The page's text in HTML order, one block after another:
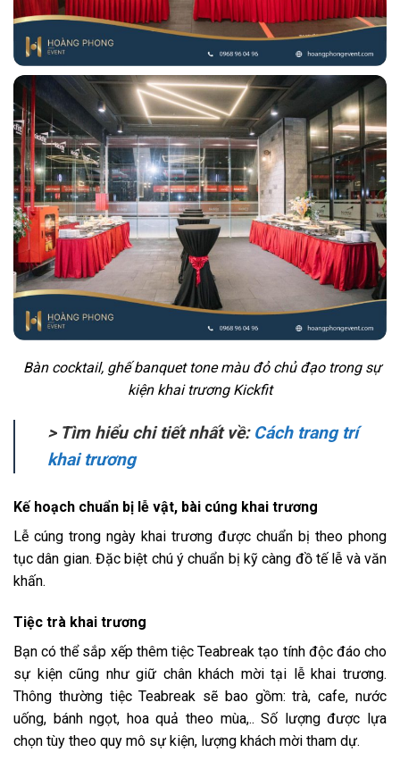
Bàn cocktail, ghế banquet tone màu đỏ chủ đạo trong sự
kiện khai trương Kickfit
> Tìm hiểu chi tiết nhất về:Cách trang trí
khai trương
Kế hoạch chuẩn bị lễ vật, bài cúng khai trương
Lễ cúng trong ngày khai trương được chuẩn bị theo phong
tục dân gian. Đặc biệt chú ý chuẩn bị kỹ càng đồ tế lễ và văn
khấn.
Tiệc trà khai trương
Bạn có thể sắp xếp thêm tiệc Teabreak tạo tính độc đáo cho
sự kiện cũng như giữ chân khách mời tại lễ khai trương.
Thông thường tiệc Teabreak sẽ bao gồm: trà, cafe, nước
uống, bánh ngọt, hoa quả theo mùa,.. Số lượng được lựa
chọn tùy theo quy mô sự kiện, lượng khách mời tham dự.